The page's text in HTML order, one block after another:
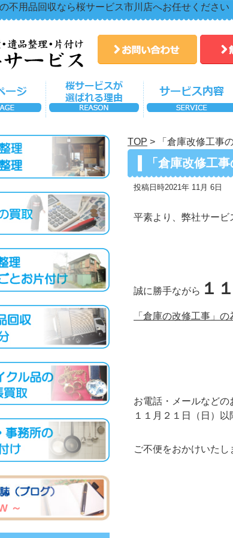
不用品回収なら桜サービス市川店へお任せください
～
TOP > 「倉庫改修工事
「倉庫改修工
投稿日時2021年 11月 6日
平素より、弊社サービ
誠に勝手ながら １
「倉庫の改修工事」の
お電話・メールなどの
１１月２１日（日）
ご不便をおかけいたし